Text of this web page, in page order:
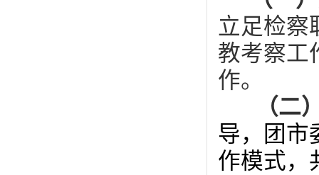
立足检察
教考察工
作。
（二
导，团市
作模式，